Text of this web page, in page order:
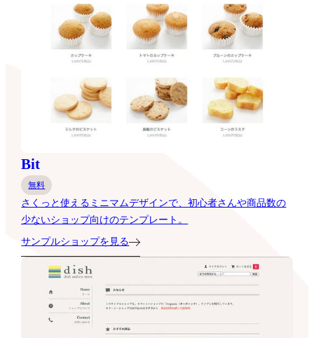
Bit
無料
さくっと使えるミニマムデザインで、初心者さんや商品数の
少ないショップ向けのテンプレート。
サンプルショップを見る